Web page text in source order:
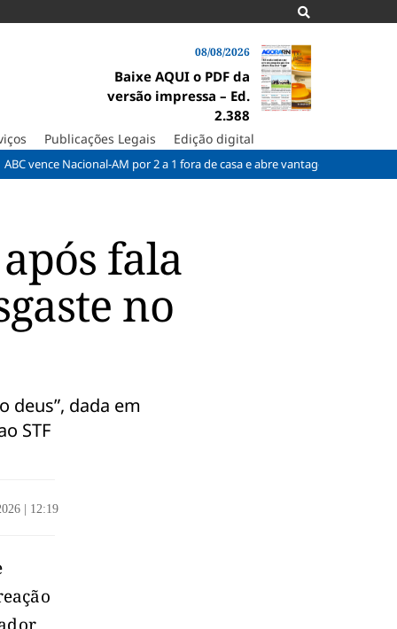
08/08/2026
Baixe AQUI o PDF da
versão impressa – Ed.
2.388
Publicações Legais Edição digital
Nacional-AM por 2 a 1 fora de casa e abre vantagem nas quartas
fala
no
deus”, dada em
STF
12:19